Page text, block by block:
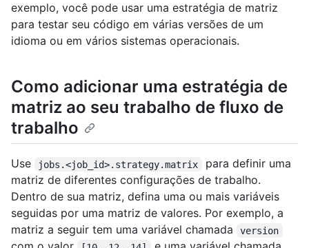
exemplo, você pode usar uma estratégia de matriz
para testar seu código em várias versões de um
idioma ou em vários sistemas operacionais.
Como adicionar uma estratégia de
matriz ao seu trabalho de fluxo de
trabalho
Use jobs.<job_id>.strategy.matrix
para definir uma
matriz de diferentes configurações de trabalho.
Dentro de sua matriz, defina uma ou mais variáveis
seguidas por uma matriz de valores. Por exemplo, a
matriz a seguir tem uma variável chamada
version